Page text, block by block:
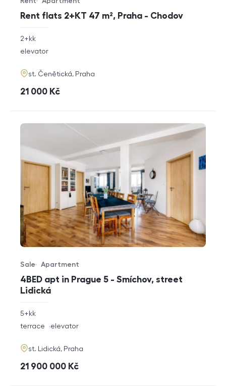
Rent flats 2+KT 47 m², Praha - Chodov
Offer type
Property type
rozměry
disposition
2+kk
funkce
elevator
adresa
st. Čenětická, Praha
cena
21 000 Kč
4BED apt in Prague 5 - Smíchov, street
Lidická
Offer type
Sale
Property type
Apartment
rozměry
5+kk
funkce
terrace elevator
adresa
st. Lidická, Praha
cena
21 900 000 Kč